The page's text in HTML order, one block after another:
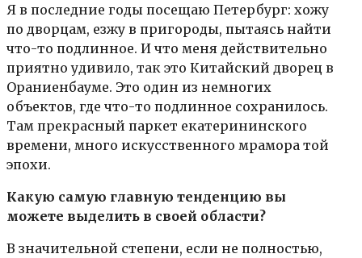
Я в последние годы посещаю Петербург: хожу
по дворцам, езжу в пригороды, пытаясь найти
что-то подлинное. И что меня действительно
приятно удивило, так это Китайский дворец в
Ораниенбауме. Это один из немногих
объектов, где что-то подлинное сохранилось.
Там прекрасный паркет екатерининского
времени, много искусственного мрамора той
эпохи.
Какую самую главную тенденцию вы
можете выделить в своей области?
В значительной степени, если не полностью,